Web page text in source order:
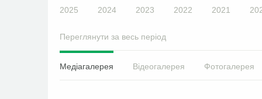
2025 2024 2023 2022 2021
Переглянути за весь період
Медіагалерея Відеогалерея Фотогалерея